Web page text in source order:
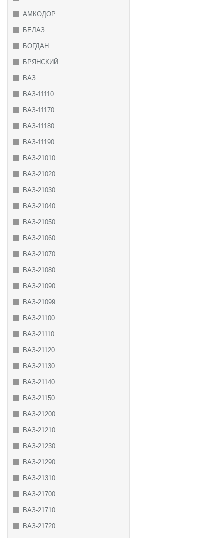
АМКОДОР
БЕЛАЗ
БОГДАН
БРЯНСКИЙ
ВАЗ
ВАЗ-11110
ВАЗ-11170
ВАЗ-11180
ВАЗ-11190
ВАЗ-21010
ВАЗ-21020
ВАЗ-21030
ВАЗ-21040
ВАЗ-21050
ВАЗ-21060
ВАЗ-21070
ВАЗ-21080
ВАЗ-21090
ВАЗ-21099
ВАЗ-21100
ВАЗ-21110
ВАЗ-21120
ВАЗ-21130
ВАЗ-21140
ВАЗ-21150
ВАЗ-21200
ВАЗ-21210
ВАЗ-21230
ВАЗ-21290
ВАЗ-21310
ВАЗ-21700
ВАЗ-21710
ВАЗ-21720